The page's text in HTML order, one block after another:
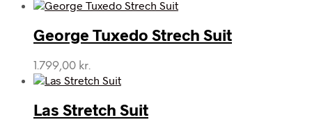
George Tuxedo Strech Suit
1.799,00 kr.
Las Stretch Suit